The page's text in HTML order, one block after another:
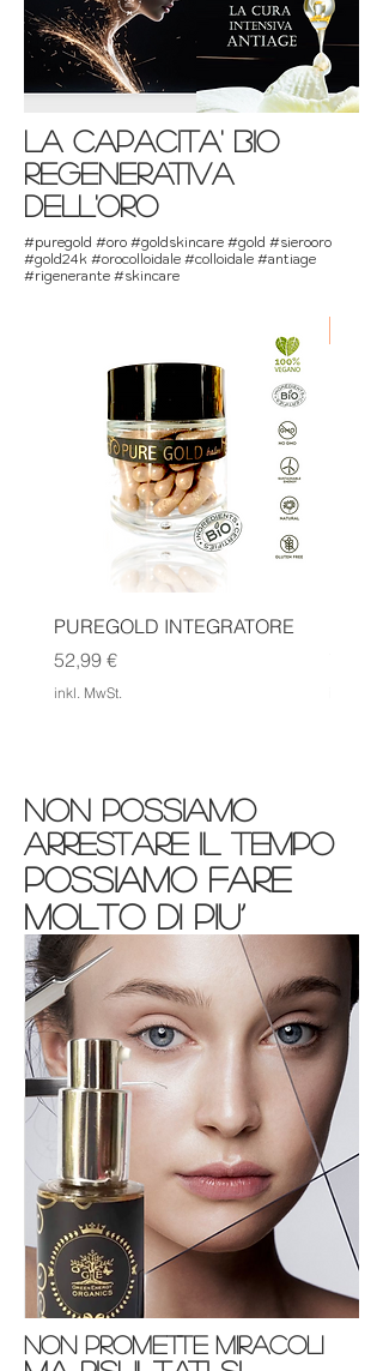
la capacita' bio
regenerativa
dell'oro
#puregold #oro #goldskincare #gold #sierooro
#gold24k #orocolloidale #colloidale #antiage
#rigenerante #skincare
PUREGOLD INTEGRATORE
Preis
52,99 €
inkl. MwSt.
Non possiamo
arrestare il tempo
possiamo fare
molto di piu’
non promette miracoli